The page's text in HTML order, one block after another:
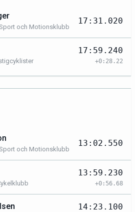
och Motionsklubb
17:31.020
17:59.240
+0:28.22
och Motionsklubb
13:02.550
13:59.230
+0:56.68
14:23.100